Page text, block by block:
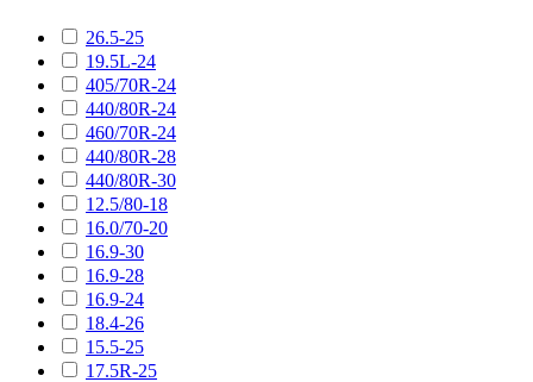
26.5-25
19.5L-24
405/70R-24
440/80R-24
460/70R-24
440/80R-28
440/80R-30
12.5/80-18
16.0/70-20
16.9-30
16.9-28
16.9-24
18.4-26
15.5-25
17.5R-25